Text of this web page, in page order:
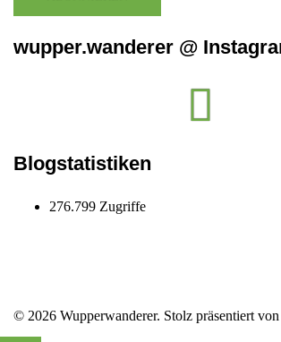
wupper.wanderer @
Blogstatistiken
276.799 Zugriffe
© 2026 Wupperwanderer. Stolz präsentiert von